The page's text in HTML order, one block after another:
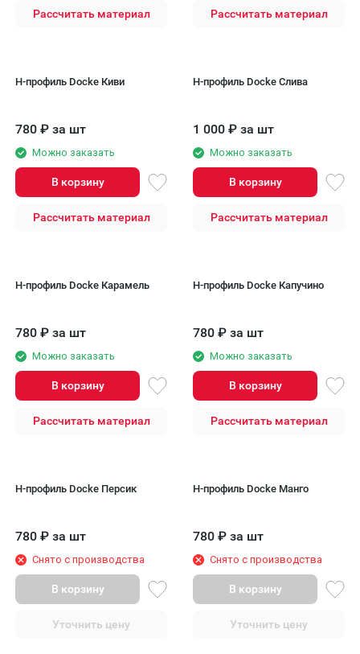
Рассчитать материал Рассчитать материал
H-профиль Docke Киви
780 ₽ за шт
Можно заказать
В корзину
Рассчитать материал
H-профиль Docke Слива
1 000 ₽ за шт
Можно заказать
В корзину
Рассчитать материал
H-профиль Docke Карамель
780 ₽ за шт
Можно заказать
В корзину
Рассчитать материал
H-профиль Docke Капучино
780 ₽ за шт
Можно заказать
В корзину
Рассчитать материал
H-профиль Docke Персик
780 ₽ за шт
Снято с производства
В корзину
Уточнить цену
H-профиль Docke Манго
780 ₽ за шт
Снято с производства
В корзину
Уточнить цену